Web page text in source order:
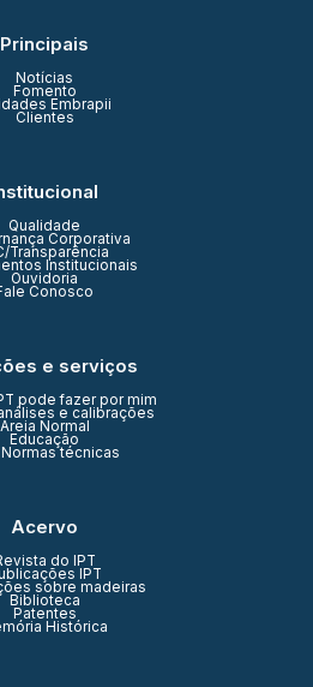
Principais
Notícias
Fomento
Embrapii
Clientes
Qualidade
Corporativa
Transparência
Institucionais
Ouvidoria
Conosco
e serviços
pode fazer por mim
e calibrações
Areia Normal
Educação
Normas técnicas
Acervo
do IPT
IPT
sobre madeiras
Biblioteca
Patentes
Histórica